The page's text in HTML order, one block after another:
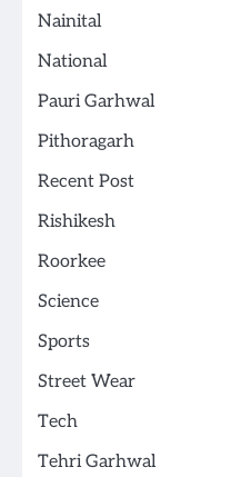
Nainital
National
Pauri Garhwal
Pithoragarh
Recent Post
Rishikesh
Roorkee
Science
Sports
Street Wear
Tech
Tehri Garhwal